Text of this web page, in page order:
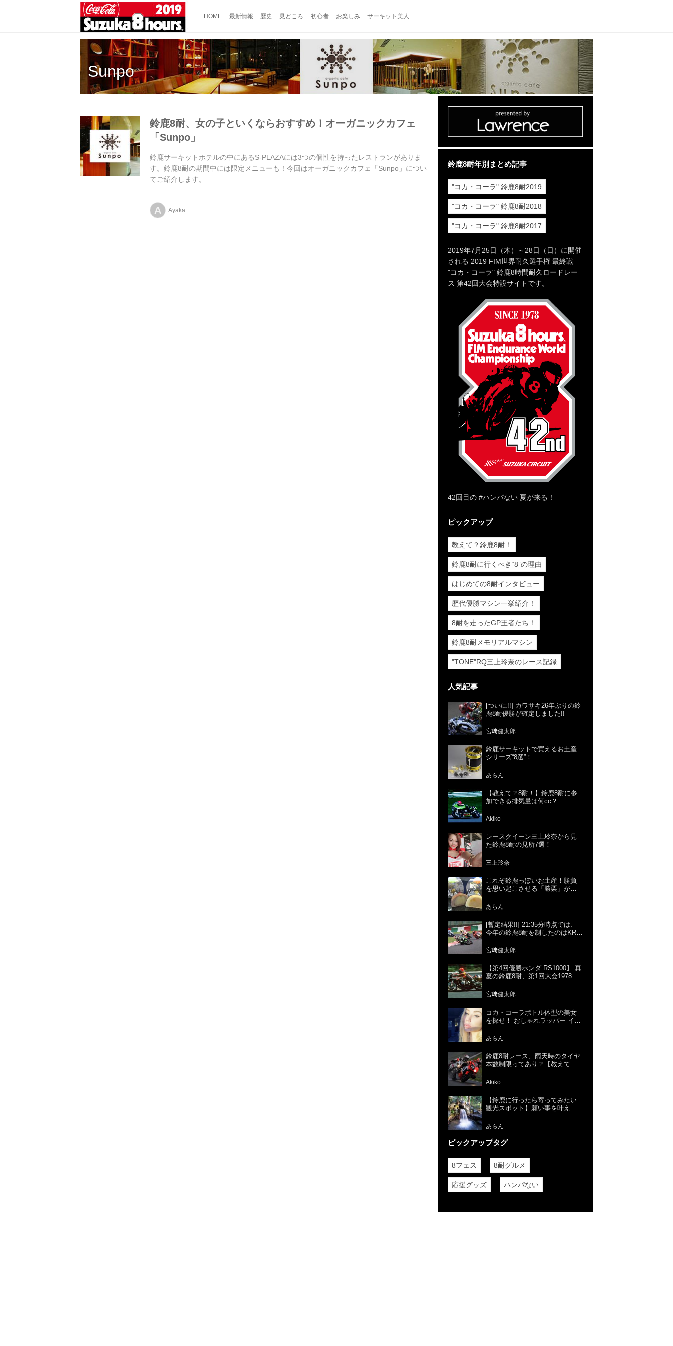
HOME 最新情報 歴史 見どころ 初心者 お楽しみ サーキット美人
Sunpo
鈴鹿8耐、女の子といくならおすすめ！オーガニックカフェ
「Sunpo」
鈴鹿サーキットホテルの中にあるS-PLAZAには3つの個性を持ったレストランがありま
す。鈴鹿8耐の期間中には限定メニューも！今回はオーガニックカフェ「Sunpo」につい
てご紹介します。
A Ayaka
鈴鹿8耐年別まとめ記事
"コカ・コーラ" 鈴鹿8耐2019
"コカ・コーラ" 鈴鹿8耐2018
"コカ・コーラ" 鈴鹿8耐2017
2019年7月25日（木）～28日（日）に開催
される 2019 FIM世界耐久選手権 最終戦
"コカ・コーラ" 鈴鹿8時間耐久ロードレー
ス 第42回大会特設サイトです。
42回目の #ハンパない 夏が来る！
ピックアップ
教えて？鈴鹿8耐！
鈴鹿8耐に行くべき“8”の理由
はじめての8耐インタビュー
歴代優勝マシン一挙紹介！
8耐を走ったGP王者たち！
鈴鹿8耐メモリアルマシン
"TONE"RQ三上玲奈のレース記録
人気記事
[ついに!!] カワサキ26年ぶりの鈴
鹿8耐優勝が確定しました!!
宮﨑健太郎
鈴鹿サーキットで買えるお土産
シリーズ“8選”！
あらん
【教えて？8耐！】鈴鹿8耐に参
加できる排気量は何cc？
Akiko
レースクイーン三上玲奈から見
た鈴鹿8耐の見所7選！
三上玲奈
これぞ鈴鹿っぽいお土産！勝負
を思い起こさせる「勝栗」がお
あらん
[暫定結果!!] 21:35分時点では、
今年の鈴鹿8耐を制したのはKRT
月29日!!]
宮﨑健太郎
【第4回優勝ホンダ RS1000】 真
夏の鈴鹿8耐、第1回大会1978年
を紹介。
宮﨑健太郎
コカ・コーラボトル体型の美女
を探せ！ おしゃれラッパー イギ
ごいんです。
あらん
鈴鹿8耐レース、雨天時のタイヤ
本数制限ってあり？【教えて？8
Akiko
【鈴鹿に行ったら寄ってみたい
観光スポット】願い事を叶えて
ト好きにはたまらない「椿大神
あらん
ピックアップタグ
8フェス 8耐グルメ
応援グッズ ハンパない